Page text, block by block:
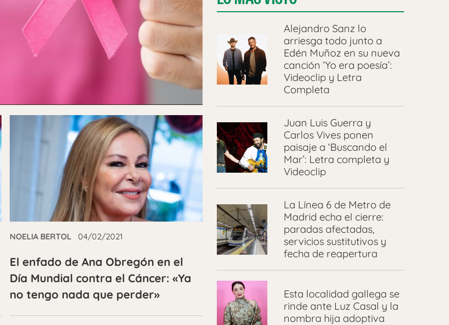
NOELIA BERTOL 04/02/2021
El enfado de Ana Obregón en el
Día Mundial contra el Cáncer: «Ya
no tengo nada que perder»
Alejandro Sanz lo
arriesga todo junto a
Edén Muñoz en su nueva
canción ‘Yo era poesía’:
Videoclip y Letra
Completa
Juan Luis Guerra y
Carlos Vives ponen
paisaje a ‘Buscando el
Mar’: Letra completa y
Videoclip
La Línea 6 de Metro de
Madrid echa el cierre:
paradas afectadas,
servicios sustitutivos y
fecha de reapertura
Esta localidad gallega se
rinde ante Luz Casal y la
nombra hija adoptiva